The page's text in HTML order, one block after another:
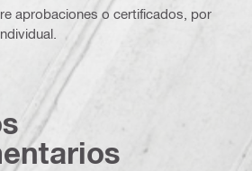
aprobaciones o certificados, por